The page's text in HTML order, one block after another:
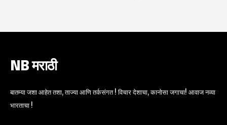
NB मराठी
बातम्या जशा आहेत तशा, ताज्या आणि तर्कसंगत ! विचार देशाचा, कानोसा जगाचा! आवाज नव्या
भारताचा !